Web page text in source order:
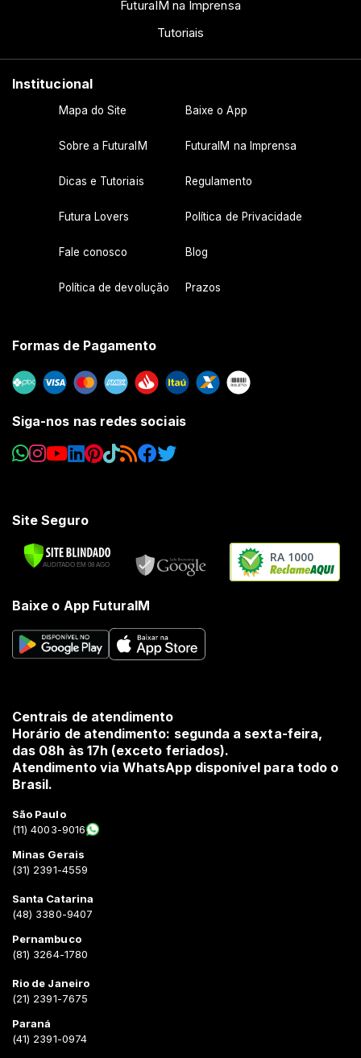
FuturaIM na Imprensa
Tutoriais
Institucional
Mapa do Site Baixe o App
Sobre a FuturaIM FuturaIM na Imprensa
Dicas e Tutoriais Regulamento
Futura Lovers Política de Privacidade
Fale conosco Blog
Política de devolução Prazos
Formas de Pagamento
Siga-nos nas redes sociais
Site Seguro
RA 1000
Baixe o App FuturaIM
Centrais de atendimento
Horário de atendimento: segunda a sexta-feira,
das 08h às 17h (exceto feriados).
Atendimento via WhatsApp disponível para todo o
Brasil.
São Paulo
(11) 4003-9016
Minas Gerais
(31) 2391-4559
Santa Catarina
(48) 3380-9407
Pernambuco
(81) 3264-1780
Rio de Janeiro
(21) 2391-7675
Paraná
(41) 2391-0974